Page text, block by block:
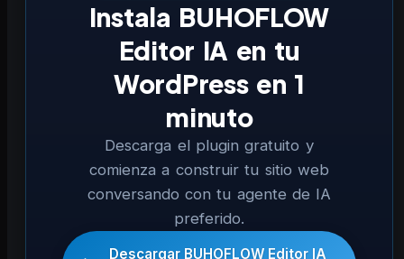
Instala BUHOFLOW
Editor IA en tu
WordPress en 1
minuto
Descarga el plugin gratuito y
comienza a construir tu sitio web
conversando con tu agente de IA
preferido.
Descargar BUHOFLOW Editor IA